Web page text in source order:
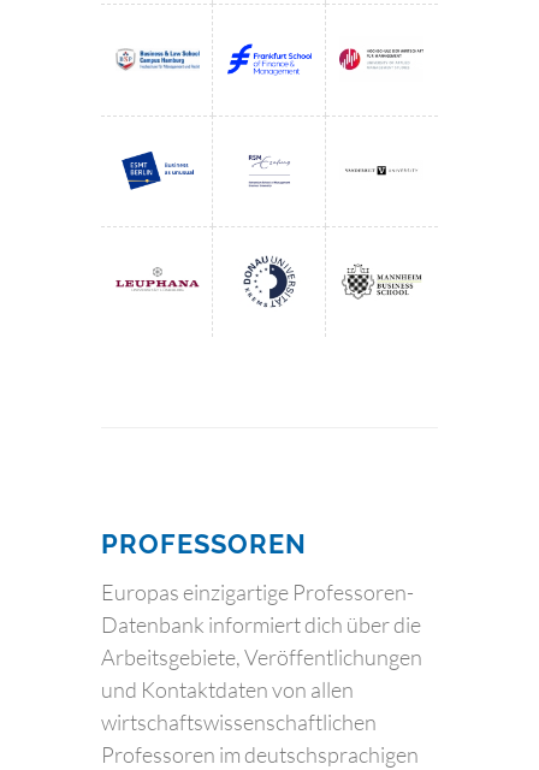
PROFESSOREN
Europas einzigartige Professoren-
Datenbank informiert dich über die
Arbeitsgebiete, Veröffentlichungen
und Kontaktdaten von allen
wirtschaftswissenschaftlichen
Professoren im deutschsprachigen